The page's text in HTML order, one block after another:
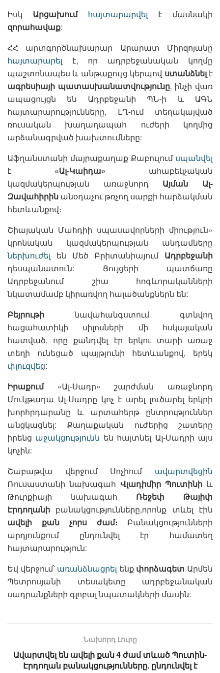
Իսկ Արցախում հայտարարվել է մասնակի
զորահավաք:
ՀՀ արտգործնախարար Արարատ Միրզոյանը
հայտարարել է, որ ադրբեջանական կողմը
պաշտոնապես և անթաքույց կերպով ստանձնելէ
ագրեսիայի պատասխանատվությունը, ինչի վառ
ապացույցն են Ադրբեջանի ՊՆ-ի և ԱԳՆ
հայտարարությունները, ԼՂ-ում տեղակայված
ռուսական խաղաղապահ ուժերի կողմից
արձանագրված խախտումները:
Աֆղանստանի մայրաքաղաք Քաբուլում սպանվել
է «Ալ-Կաիդա» ահաբեկչական
կազմակերպության առաջնորդ Այման Ալ-
Զավահիրին անօդաչու թռչող սարքի հարձակման
հետևանքով։
Շիայական Մահդիի սպասավորների միություն»
կրոնական կազմակերպության անդամները
ներխուժել են Մեծ Բրիտանիայում Ադրբեջանի
դեսպանատուն: Ցույցերի պատճառը
Ադրբեջանում շիա հոգևորականների
նկատամամբ կիրառվող հալածանքներն են:
Բեյրութի նավահանգստում գտնվող
հացահատիկի սիլոսների մի հսկայական
հատված, որը քանդվել էր երկու տարի առաջ
տեղի ունեցած պայթյունի հետևանքով, երեկ
փլուզվեց:
Իրաքում«Ալ-Սադր» շարժման առաջնորդ
Մուկթադա Ալ-Սադրը կոչ է արել լուծարել երկրի
խորհրդարանը և արտահերթ ընտրություններ
անցկացնել: Քաղաքական ուժերից շատերը
իրենց աջակցությունն են հայտնել Ալ-Սադրի այս
կոչին:
Շաբաթվա վերջում Սոչիում ավարտվեցին
Ռուսաստանի նախագահ Վլադիմիր Պուտինիև
Թուրքիայի նախագահ Ռեջեփ Թայիփ
Էրդողանի բանակցությունները,որոնք տևել էին
ավելի քան չորս ժամ։ Բանակցությունների
արդյունքում ընդունվել էր համատեղ
հայտարարություն:
Եվ վերջում՝ առանձնացրել ենք փորձագետ Արմեն
Պետրոսյանի տեսակետը ադրբեջանական
սադրանքների գլոբալ նպատակների մասին:
Նախորդ Լուրը
Ավարտվել են ավելի քան 4 ժամ տևած Պուտին-
Էրդողան բանակցությունները. ընդունվել է